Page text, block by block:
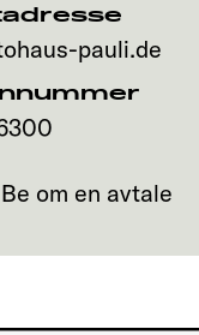
pauli.de
Be om en avtale